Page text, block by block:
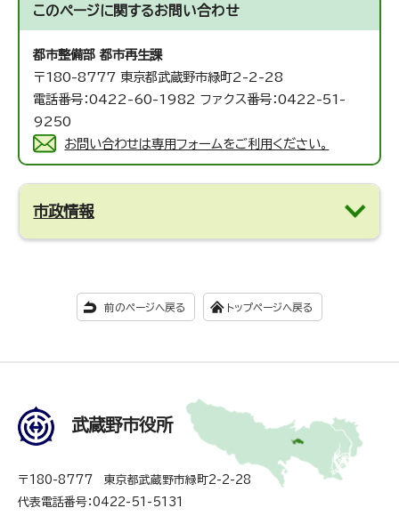
このページに関するお問い合わせ
都市整備部 都市再生課
〒180-8777 東京都武蔵野市緑町2-2-28
電話番号：0422-60-1982 ファクス番号：0422-51-
9250
お問い合わせは専用フォームをご利用ください。
市政情報
前のページへ戻る トップページへ戻る
武蔵野市役所
〒180-8777 東京都武蔵野市緑町2-2-28
代表電話番号：0422-51-5131